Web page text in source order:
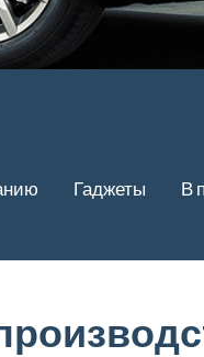
Гаджеты В